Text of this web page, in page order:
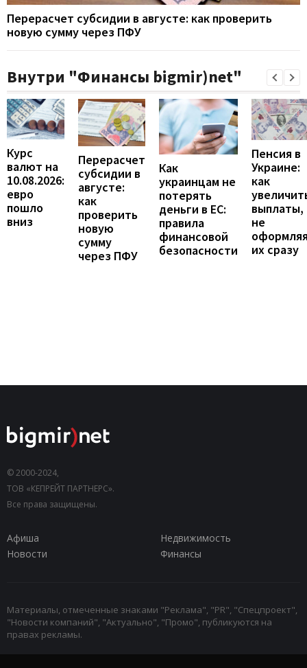
Перерасчет субсидии в августе: как проверить
новую сумму через ПФУ
Внутри "Финансы bigmir)net"
Курс
валют на
10.08.2026:
евро
пошло
вниз
Перерасчет
субсидии в
августе:
как
проверить
новую
сумму
через ПФУ
Как
украинцам не
потерять
деньги в ЕС:
правила
финансовой
безопасности
Пенсия в
Украине:
как
выплаты,
не
их сразу
© 2000-2024,
ТОВ «КЕПРЕЙТ ПАРТНЕРС».
Все права защищены.
Афиша
Недвижимость
Новости
Финансы
Материалы, отмеченные знаками "Реклама", "PR", "Спецпроект",
"Новости компаний", "Актуально", "Промо", публикуются на
правах рекламы.